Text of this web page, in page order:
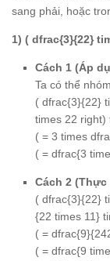
sang phải, hoặc
1) ( dfrac{3}{22}
Cách 1 (Áp
Ta có thể
( dfrac{3}{22}
times 22 right)
( = 3 times
( = dfrac{3
Cách 2
( dfrac{3}{22}
{22 times 11}
( =
( = dfrac{9